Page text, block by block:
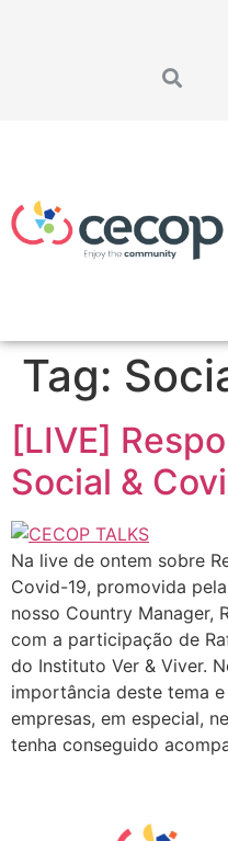
Tag:
[LIVE]
Social &
Na live de ontem sobre
Covid-19, promovida
nosso Country Manager,
com a participação de
do Instituto Ver & Viver.
importância deste tema
empresas, em especial,
tenha conseguido